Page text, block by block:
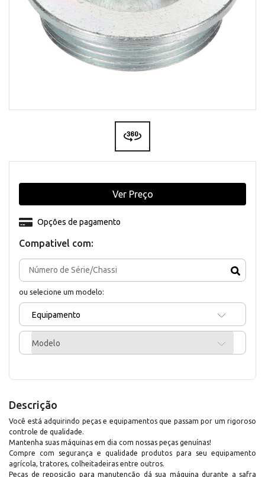
Compativel com:
ou selecione um modelo:
Equipamento
Modelo
Opções de pagamento
Ver Preço
Descrição
Você está adquirindo peças e equipamentos que passam por um rigoroso
controle de qualidade.
Mantenha suas máquinas em dia com nossas peças genuínas!
Compre com segurança e qualidade produtos para seu equipamento
agrícola, tratores, colheitadeiras entre outros.
Peças de reposição para manutenção dá sua máquina durante a safra